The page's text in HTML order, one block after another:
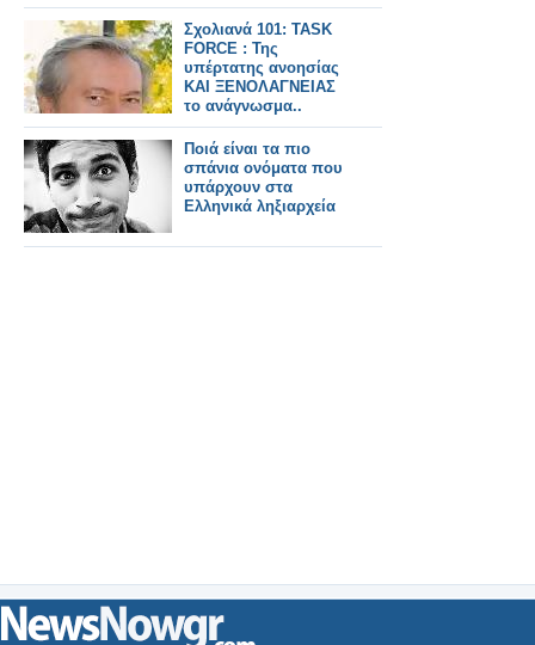
Σχολιανά 101: TASK
FORCE : Της
υπέρτατης ανοησίας
ΚΑΙ ΞΕΝΟΛΑΓΝΕΙΑΣ
το ανάγνωσμα..
Ποιά είναι τα πιο
σπάνια ονόματα που
υπάρχουν στα
Ελληνικά ληξιαρχεία